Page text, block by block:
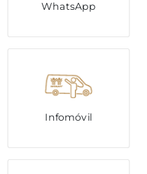
WhatsApp
Infomóvil